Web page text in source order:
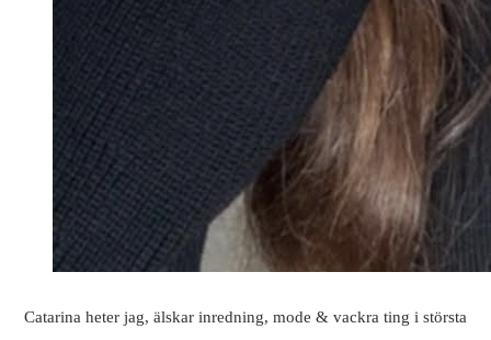
Catarina heter jag, älskar inredning, mode & vackra ting i största